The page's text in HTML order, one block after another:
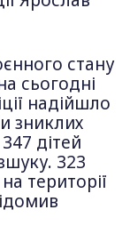
стану
сьогодні
надійшло
зниклих
дітей
323
території